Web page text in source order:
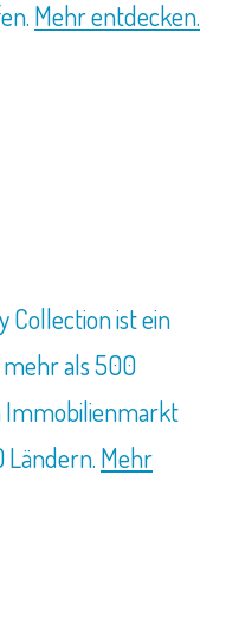
Mehr entdecken.
Collection ist ein
als 500
Mehr